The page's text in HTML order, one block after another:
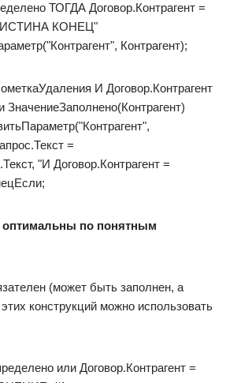
ТОГДА Договор.Контрагент =
ИСТИНА КОНЕЦ"
Контрагент);
И Договор.Контрагент
ЗначениеЗаполнено(Контрагент)
=
"И Договор.Контрагент =
оптимальны по понятным
(может быть заполнен, а
конструкций можно использовать
или Договор.Контрагент =